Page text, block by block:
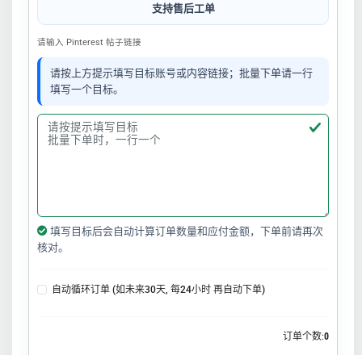
支持售后工单
请输入 Pinterest 帖子链接
请按上方提示填写目标账号或内容链接；批量下单请一行
填写一个目标。
填写目标后会自动计算订单数量和应付金额，下单前请再次
核对。
自动循环订单 (如未来30天, 每24小时 再自动下单)
订单个数:0